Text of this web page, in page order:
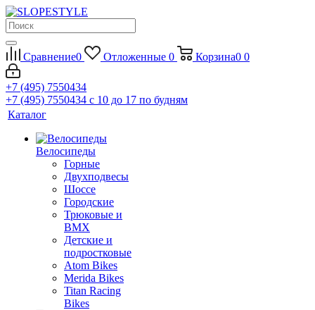
Сравнение0 Отложенные 0 Корзина0 0
+7 (495) 7550434
+7 (495) 7550434 с 10 до 17 по будням
Каталог
Велосипеды
Горные
Двухподвесы
Шоссе
Городские
Трюковые и
BMX
Детские и
подростковые
Atom Bikes
Merida Bikes
Titan Racing
Bikes